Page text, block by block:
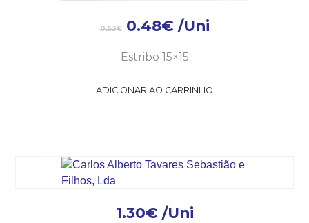
0.53€ 0.48€ /Uni
Estribo 15×15
ADICIONAR AO CARRINHO
1.30€ /Uni